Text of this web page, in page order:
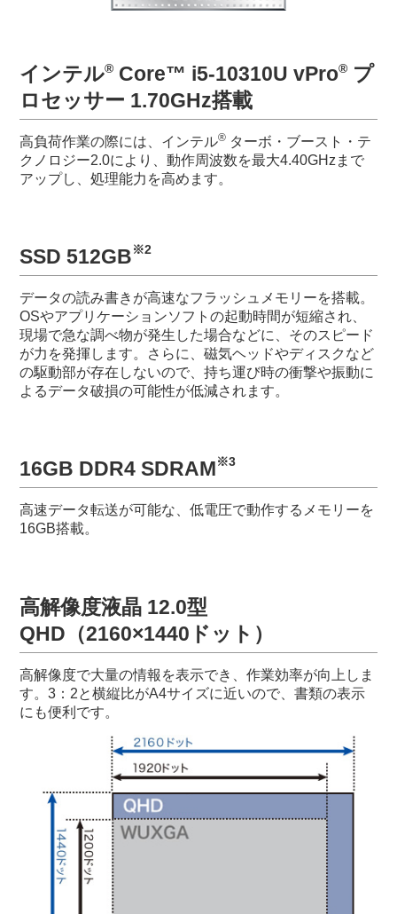
インテル® Core™ i5-10310U vPro® プ
ロセッサー 1.70GHz搭載
高負荷作業の際には、インテル® ターボ・ブースト・テ
クノロジー2.0により、動作周波数を最大4.40GHzまで
アップし、処理能力を高めます。
SSD 512GB※2
データの読み書きが高速なフラッシュメモリーを搭載。
OSやアプリケーションソフトの起動時間が短縮され、
現場で急な調べ物が発生した場合などに、そのスピード
が力を発揮します。さらに、磁気ヘッドやディスクなど
の駆動部が存在しないので、持ち運び時の衝撃や振動に
よるデータ破損の可能性が低減されます。
16GB DDR4 SDRAM※3
高速データ転送が可能な、低電圧で動作するメモリーを
16GB搭載。
高解像度液晶 12.0型
QHD（2160×1440ドット）
高解像度で大量の情報を表示でき、作業効率が向上しま
す。3：2と横縦比がA4サイズに近いので、書類の表示
にも便利です。